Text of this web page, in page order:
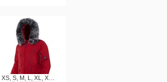
XS, S, M, L, XL, XXL, XXXL